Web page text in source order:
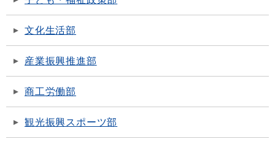
文化生活部
産業振興推進部
商工労働部
観光振興スポーツ部